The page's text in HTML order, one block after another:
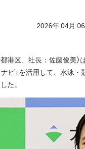
2026年 04月
港区、社長：佐藤俊美
ビ」を活用して、水泳
た。